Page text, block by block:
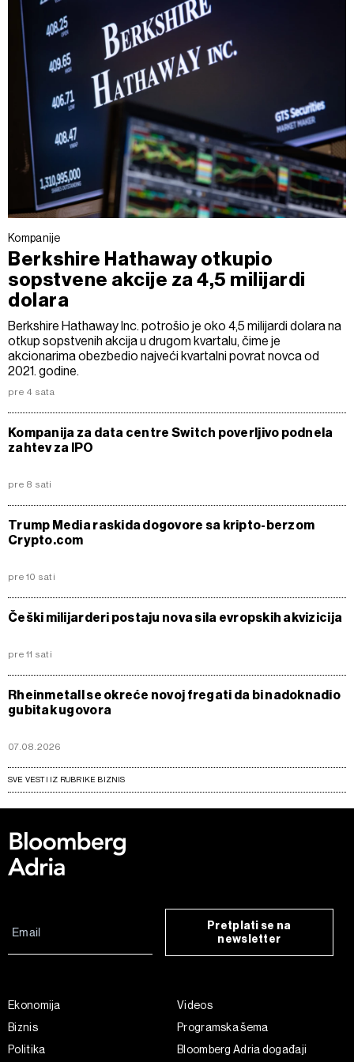
Kompanije
Berkshire Hathaway otkupio
sopstvene akcije za 4,5 milijardi
dolara
Berkshire Hathaway Inc. potrošio je oko 4,5 milijardi dolara na
otkup sopstvenih akcija u drugom kvartalu, čime je
akcionarima obezbedio najveći kvartalni povrat novca od
2021. godine.
pre 4 sata
Kompanija za data centre Switch poverljivo podnela
zahtev za IPO
pre 8 sati
Trump Media raskida dogovore sa kripto-berzom
Crypto.com
pre 10 sati
Češki milijarderi postaju nova sila evropskih akvizicija
pre 11 sati
Rheinmetall se okreće novoj fregati da bi nadoknadio
gubitak ugovora
07.08.2026
SVE VESTI IZ RUBRIKE BIZNIS
Pretplati se na
newsletter
Ekonomija
Biznis
Politika
Videos
Programska šema
Bloomberg Adria događaji